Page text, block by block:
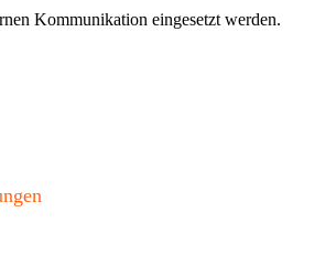
Kommunikation eingesetzt werden.